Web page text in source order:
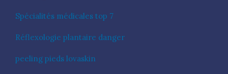
Spécialités médicales top 7
Réflexologie plantaire danger
peeling pieds lovaskin